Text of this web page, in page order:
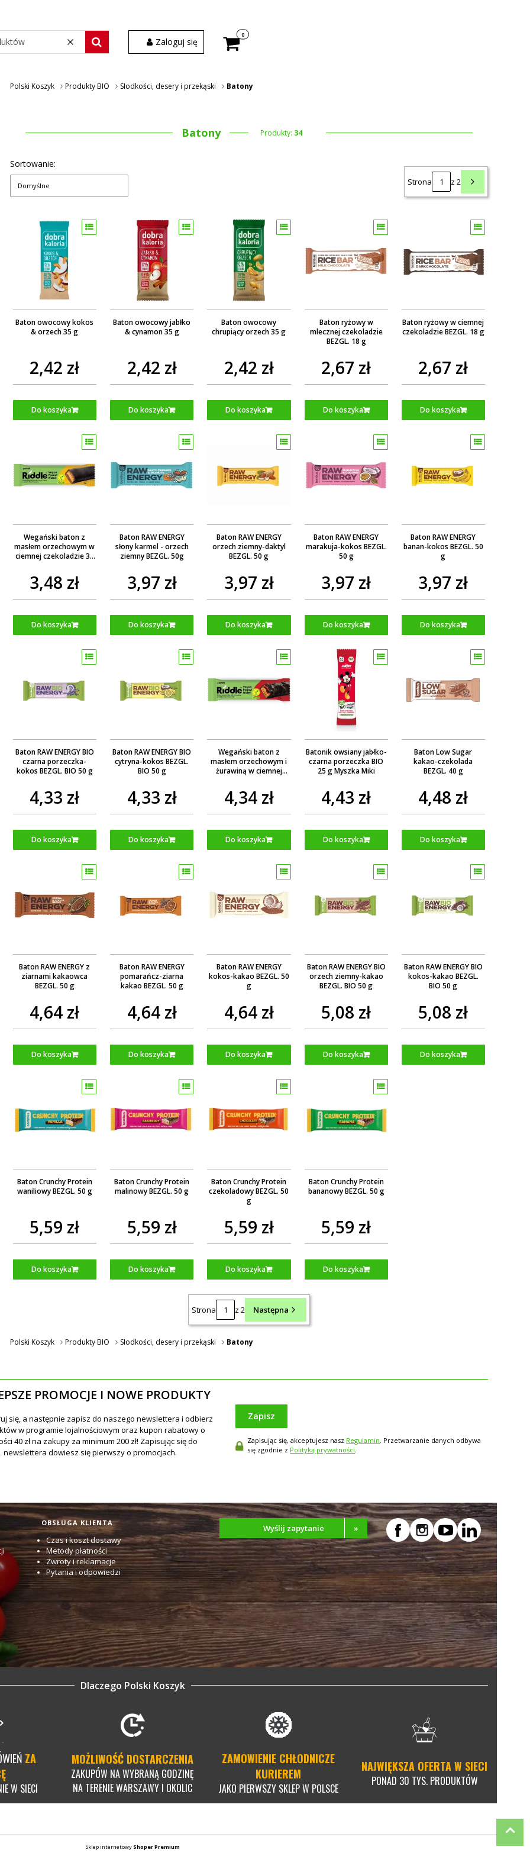
WyczyśćSzukaj wśród 30 000 produktów
Zaloguj się Produkty w koszyku: 0. Zobacz szczegóły
Polski Koszyk Produkty BIO Słodkości, desery i przekąski Batony
Batony Produkty: 34
Sortowanie:
Domyślne Strona z 2
Baton owocowy kokos
& orzech 35 g
2,42 zł
Do koszyka
Baton owocowy jabłko
& cynamon 35 g
2,42 zł
Do koszyka
Baton owocowy
chrupiący orzech 35 g
2,42 zł
Do koszyka
Baton ryżowy w
mlecznej czekoladzie
BEZGL. 18 g
2,67 zł
Do koszyka
Baton ryżowy w ciemnej
czekoladzie BEZGL. 18 g
2,67 zł
Do koszyka
Wegański baton z
masłem orzechowym w
ciemnej czekoladzie 35
3,48 zł
Do koszyka
Baton RAW ENERGY
słony karmel - orzech
ziemny BEZGL. 50g
3,97 zł
Do koszyka
Baton RAW ENERGY
orzech ziemny-daktyl
BEZGL. 50 g
3,97 zł
Do koszyka
Baton RAW ENERGY
marakuja-kokos BEZGL.
50 g
3,97 zł
Do koszyka
Baton RAW ENERGY
banan-kokos BEZGL. 50
g
3,97 zł
Do koszyka
Baton RAW ENERGY BIO
czarna porzeczka-
kokos BEZGL. BIO 50 g
4,33 zł
Do koszyka
Baton RAW ENERGY BIO
cytryna-kokos BEZGL.
BIO 50 g
4,33 zł
Do koszyka
Wegański baton z
masłem orzechowym i
żurawiną w ciemnej
4,34 zł
Do koszyka
Batonik owsiany jabłko-
czarna porzeczka BIO
25 g Myszka Miki
4,43 zł
Do koszyka
Baton Low Sugar
kakao-czekolada
BEZGL. 40 g
4,48 zł
Do koszyka
Baton RAW ENERGY z
ziarnami kakaowca
BEZGL. 50 g
4,64 zł
Do koszyka
Baton RAW ENERGY
pomarańcz-ziarna
kakao BEZGL. 50 g
4,64 zł
Do koszyka
Baton RAW ENERGY
kokos-kakao BEZGL. 50
g
4,64 zł
Do koszyka
Baton RAW ENERGY BIO
orzech ziemny-kakao
BEZGL. BIO 50 g
5,08 zł
Do koszyka
Baton RAW ENERGY BIO
kokos-kakao BEZGL.
BIO 50 g
5,08 zł
Do koszyka
Baton Crunchy Protein
waniliowy BEZGL. 50 g
5,59 zł
Do koszyka
Baton Crunchy Protein
malinowy BEZGL. 50 g
5,59 zł
Do koszyka
Baton Crunchy Protein
czekoladowy BEZGL. 50
g
5,59 zł
Do koszyka
Baton Crunchy Protein
bananowy BEZGL. 50 g
5,59 zł
Do koszyka
Strona z 2 Następna
Polski Koszyk Produkty BIO Słodkości, desery i przekąski Batony
PROMOCJE I NOWE PRODUKTY
Zapisz
Zapisując się, akceptujesz nasz Regulamin. Przetwarzanie danych odbywa
się zgodnie z Polityką prywatności.
OBSŁUGA KLIENTA
Czas i koszt dostawy
Metody płatności
Zwroty i reklamacje
Pytania i odpowiedzi
Wyślij zapytanie »
Dlaczego Polski Koszyk
ZA
W SIECI
MOŻLIWOŚĆ DOSTARCZENIA
ZAKUPÓW NA WYBRANĄ GODZINĘ
NA TERENIE WARSZAWY I OKOLIC
ZAMOWIENIE CHŁODNICZE
KURIEREM
JAKO PIERWSZY SKLEP W POLSCE
NAJWIĘKSZA OFERTA W SIECI
PONAD 30 TYS. PRODUKTÓW
Sklep internetowy Shoper Premium